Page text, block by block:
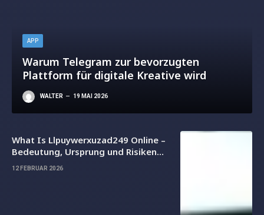
APP
Warum Telegram zur bevorzugten
Plattform für digitale Kreative wird
WALTER 19 MAI 2026
What Is Llpuywerxuzad249 Online –
Bedeutung, Ursprung und Risiken
einfach erklärt
12 FEBRUAR 2026